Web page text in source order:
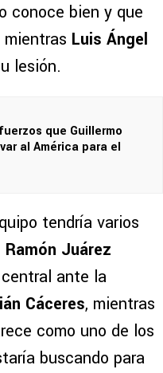
conoce bien y que
Luis Ángel
lesión.
que Guillermo
al América para el
tendría varios
Ramón Juárez
ante la
Cáceres, mientras
como uno de los
buscando para